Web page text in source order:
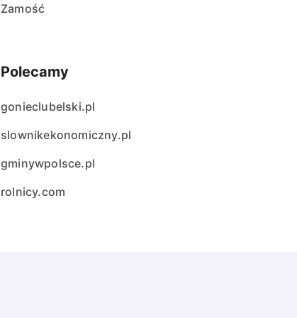
Zamość
Polecamy
gonieclubelski.pl
slownikekonomiczny.pl
gminywpolsce.pl
rolnicy.com